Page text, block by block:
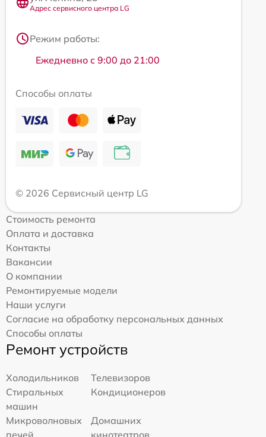
Адрес сервисного центра LG
Режим работы:
Ежедневно с 9:00 до 21:00
Способы оплаты
© 2026 Сервисный центр LG
Стоимость ремонта
Оплата и доставка
Контакты
Вакансии
О компании
Ремонтируемые модели
Наши услуги
Согласие на обработку персональных данных
Способы оплаты
Ремонт устройств
Холодильников
Телевизоров
Стиральных
машин
Кондиционеров
Микроволновых
Домашних